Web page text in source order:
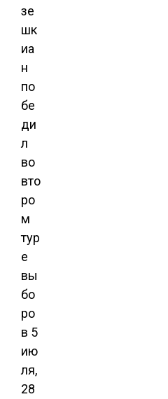
зе
шк
иа
н
по
бе
ди
л
во
вто
ро
м
тур
е
вы
бо
ро
в 5
ию
ля,
28